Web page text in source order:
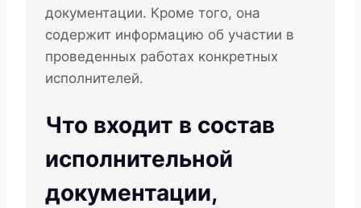
документации. Кроме того, она
содержит информацию об участии в
проведенных работах конкретных
исполнителей.
Что входит в состав
исполнительной
документации,